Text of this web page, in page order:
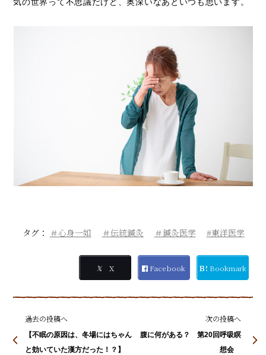
タグ： ＃心身一如 ＃伝統鍼灸 ＃鍼灸医学 #東洋医学
𝕏 X Facebook Ｂ! Bookmark
過去の投稿へ
【不眠の原因は、冬場にはちゃん
と効いていた漢方だった！？】
次の投稿へ
腹に何がある？ 第20回呼吸瞑
想会